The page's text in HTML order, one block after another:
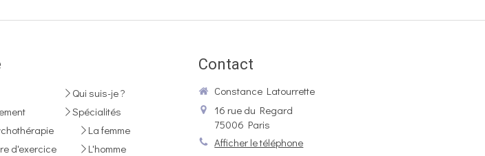
d'exercice
Qui suis-je ?
Spécialités
La femme
L'homme
Contact
Constance Latourrette
16 rue du Regard
75006 Paris
Afficher le téléphone